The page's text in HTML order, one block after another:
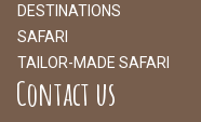
DESTINATIONS
SAFARI
TAILOR-MADE SAFARI
Contact us